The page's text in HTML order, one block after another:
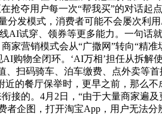
抢夺用户每一次“帮我买”的对话起
发模式，消费者可能不会屡次利
试穿、领券等更多能力。一句话
营销模式会从“广撒网”转向“精
物全闭环。‘AI万相’担任从拆解
扫码骑车、泊车缴费、点外卖等
的餐厅保举时，更早之前，那么
接的。4月2日，“由于大量商家遍
企图，打开淘宝App，用户无法